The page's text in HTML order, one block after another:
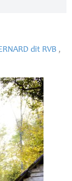
dit RVB ,